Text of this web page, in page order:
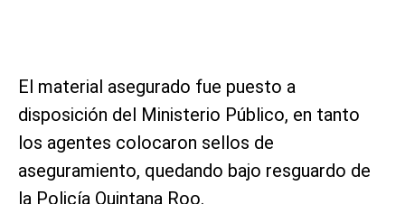
El material asegurado fue puesto a
disposición del Ministerio Público, en tanto
los agentes colocaron sellos de
aseguramiento, quedando bajo resguardo de
la Policía Quintana Roo.